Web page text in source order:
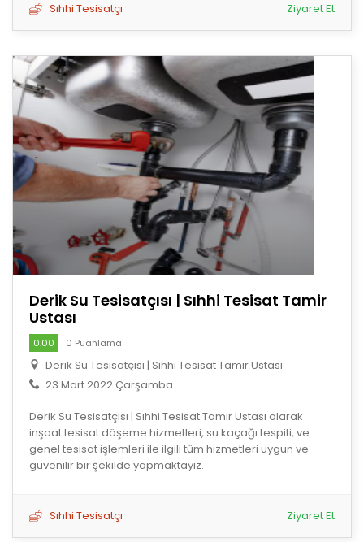
Sıhhi Tesisatçı Ziyaret Et
Derik Su Tesisatçısı | Sıhhi Tesisat Tamir
Ustası
0.00 0 Puanlama
Derik Su Tesisatçısı | Sıhhi Tesisat Tamir Ustası
23 Mart 2022 Çarşamba
Derik Su Tesisatçısı | Sıhhi Tesisat Tamir Ustası olarak
inşaat tesisat döşeme hizmetleri, su kaçağı tespiti, ve
genel tesisat işlemleri ile ilgili tüm hizmetleri uygun ve
güvenilir bir şekilde yapmaktayız.
Sıhhi Tesisatçı Ziyaret Et